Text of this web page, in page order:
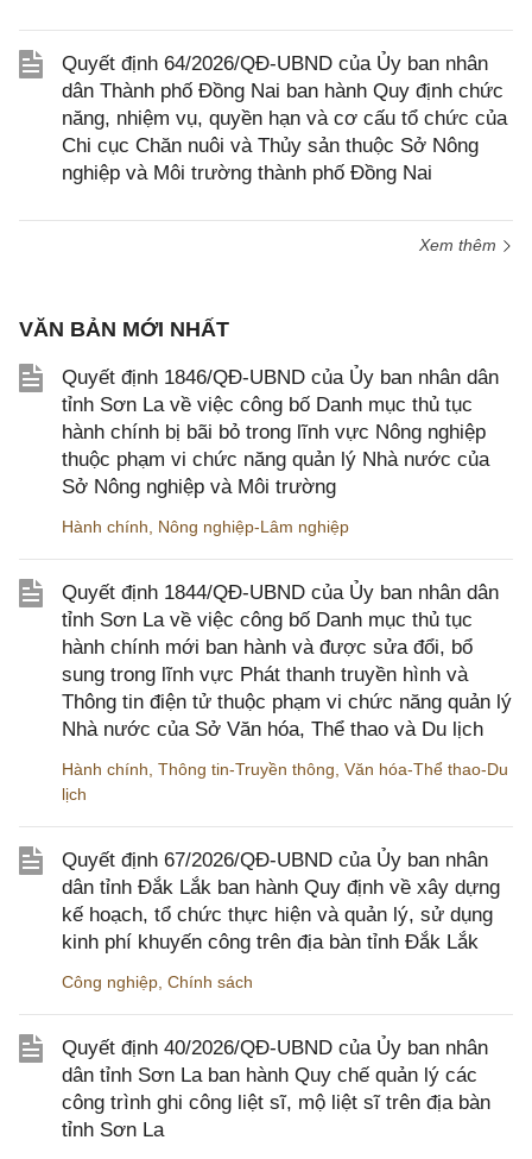
Quyết định 64/2026/QĐ-UBND của Ủy ban nhân
dân Thành phố Đồng Nai ban hành Quy định chức
năng, nhiệm vụ, quyền hạn và cơ cấu tổ chức của
Chi cục Chăn nuôi và Thủy sản thuộc Sở Nông
nghiệp và Môi trường thành phố Đồng Nai
Xem thêm
VĂN BẢN MỚI NHẤT
Quyết định 1846/QĐ-UBND của Ủy ban nhân dân
tỉnh Sơn La về việc công bố Danh mục thủ tục
hành chính bị bãi bỏ trong lĩnh vực Nông nghiệp
thuộc phạm vi chức năng quản lý Nhà nước của
Sở Nông nghiệp và Môi trường
Hành chính Nông nghiệp-Lâm nghiệp
Quyết định 1844/QĐ-UBND của Ủy ban nhân dân
tỉnh Sơn La về việc công bố Danh mục thủ tục
hành chính mới ban hành và được sửa đổi, bổ
sung trong lĩnh vực Phát thanh truyền hình và
Thông tin điện tử thuộc phạm vi chức năng quản lý
Nhà nước của Sở Văn hóa, Thể thao và Du lịch
Hành chính Thông tin-Truyền thông Văn hóa-Thể thao-Du
lịch
Quyết định 67/2026/QĐ-UBND của Ủy ban nhân
dân tỉnh Đắk Lắk ban hành Quy định về xây dựng
kế hoạch, tổ chức thực hiện và quản lý, sử dụng
kinh phí khuyến công trên địa bàn tỉnh Đắk Lắk
Công nghiệp Chính sách
Quyết định 40/2026/QĐ-UBND của Ủy ban nhân
dân tỉnh Sơn La ban hành Quy chế quản lý các
công trình ghi công liệt sĩ, mộ liệt sĩ trên địa bàn
tỉnh Sơn La